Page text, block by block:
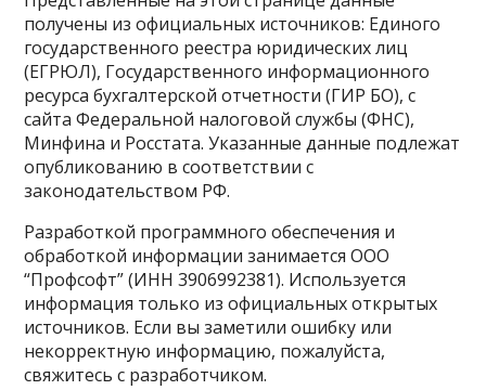
получены из официальных источников: Единого
государственного реестра юридических лиц
(ЕГРЮЛ), Государственного информационного
ресурса бухгалтерской отчетности (ГИР БО), с
сайта Федеральной налоговой службы (ФНС),
Минфина и Росстата. Указанные данные подлежат
опубликованию в соответствии с
законодательством РФ.
Разработкой программного обеспечения и
обработкой информации занимается ООО
“Профсофт” (ИНН 3906992381). Используется
информация только из официальных открытых
источников. Если вы заметили ошибку или
некорректную информацию, пожалуйста,
свяжитесь с разработчиком.